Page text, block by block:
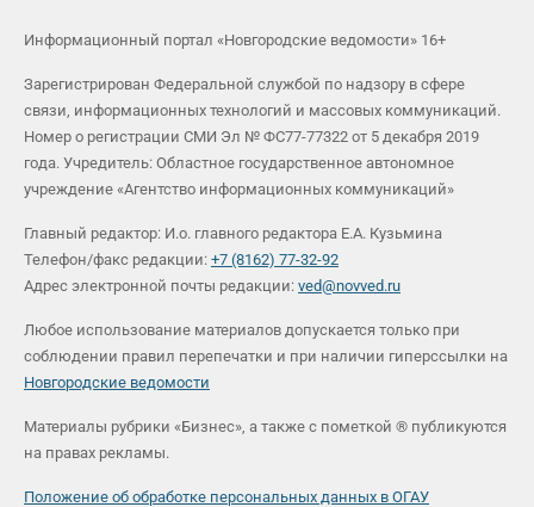
Информационный портал «Новгородские ведомости» 16+
Зарегистрирован Федеральной службой по надзору в сфере
связи, информационных технологий и массовых коммуникаций.
Номер о регистрации СМИ Эл № ФС77-77322 от 5 декабря 2019
года. Учредитель: Областное государственное автономное
учреждение «Агентство информационных коммуникаций»
Главный редактор: И.о. главного редактора Е.А. Кузьмина
Телефон/факс редакции: +7 (8162) 77-32-92
Адрес электронной почты редакции: ved@novved.ru
Любое использование материалов допускается только при
соблюдении правил перепечатки и при наличии гиперссылки на
Новгородские ведомости
Материалы рубрики «Бизнес», а также с пометкой ® публикуются
на правах рекламы.
Положение об обработке персональных данных в ОГАУ